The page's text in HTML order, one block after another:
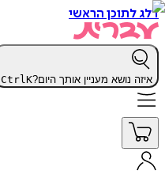
דלג לתוכן הראשי
איזה נושא מעניין אותך היום? CtrlK